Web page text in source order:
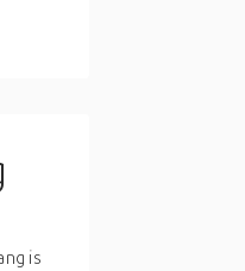
is